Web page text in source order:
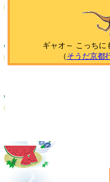
ギャオ～ こっちに
（ そうだ京都